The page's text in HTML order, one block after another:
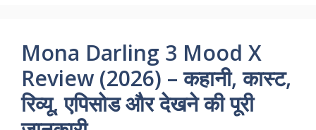
Mona Darling 3 Mood X
Review (2026) – कहानी, कास्ट,
रिव्यू, एपिसोड और देखने की पूरी